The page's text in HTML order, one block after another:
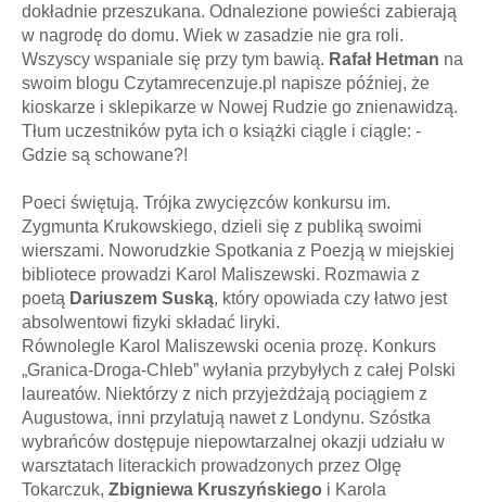
dokładnie przeszukana. Odnalezione powieści zabierają
w nagrodę do domu. Wiek w zasadzie nie gra roli.
Wszyscy wspaniale się przy tym bawią. Rafał Hetman na
swoim blogu Czytamrecenzuje.pl napisze później, że
kioskarze i sklepikarze w Nowej Rudzie go znienawidzą.
Tłum uczestników pyta ich o książki ciągle i ciągle: -
Gdzie są schowane?!
Poeci świętują. Trójka zwycięzców konkursu im.
Zygmunta Krukowskiego, dzieli się z publiką swoimi
wierszami. Noworudzkie Spotkania z Poezją w miejskiej
bibliotece prowadzi Karol Maliszewski. Rozmawia z
poetą Dariuszem Suską, który opowiada czy łatwo jest
absolwentowi fizyki składać liryki.
Równolegle Karol Maliszewski ocenia prozę. Konkurs
„Granica-Droga-Chleb” wyłania przybyłych z całej Polski
laureatów. Niektórzy z nich przyjeżdżają pociągiem z
Augustowa, inni przylatują nawet z Londynu. Szóstka
wybrańców dostępuje niepowtarzalnej okazji udziału w
warsztatach literackich prowadzonych przez Olgę
Tokarczuk, Zbigniewa Kruszyńskiego i Karola